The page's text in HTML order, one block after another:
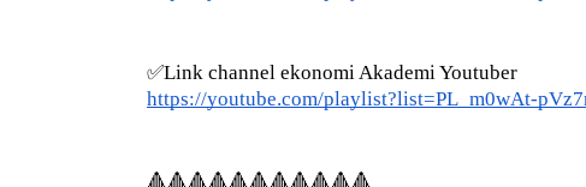
✅Link channel ekonomi Akademi Youtuber
https://youtube.com/playlist?list=PL_m0wAt-
🔺🔺🔺🔺🔺🔺🔺🔺🔺🔺🔺